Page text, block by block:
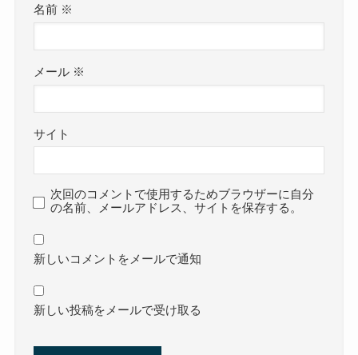
名前 ※
メール ※
サイト
次回のコメントで使用するためブラウザーに自分
の名前、メールアドレス、サイトを保存する。
新しいコメントをメールで通知
新しい投稿をメールで受け取る